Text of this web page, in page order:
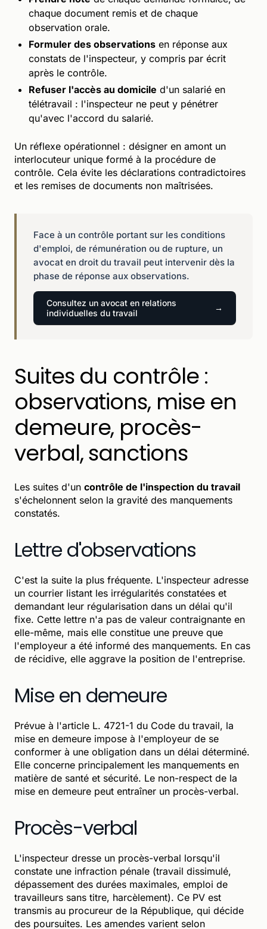
chaque document remis et de chaque
observation orale.
Formuler des observations en réponse aux
constats de l'inspecteur, y compris par écrit
après le contrôle.
Refuser l'accès au domicile d'un salarié en
télétravail : l'inspecteur ne peut y pénétrer
qu'avec l'accord du salarié.
Un réflexe opérationnel : désigner en amont un
interlocuteur unique formé à la procédure de
contrôle. Cela évite les déclarations contradictoires
et les remises de documents non maîtrisées.
Face à un contrôle portant sur les conditions
d'emploi, de rémunération ou de rupture, un
avocat en droit du travail peut intervenir dès la
phase de réponse aux observations.
Consultez un avocat en relations
individuelles du travail
Suites du contrôle :
observations, mise en
demeure, procès-
verbal, sanctions
Les suites d'un contrôle de l'inspection du travail
s'échelonnent selon la gravité des manquements
constatés.
Lettre d'observations
C'est la suite la plus fréquente. L'inspecteur adresse
un courrier listant les irrégularités constatées et
demandant leur régularisation dans un délai qu'il
fixe. Cette lettre n'a pas de valeur contraignante en
elle-même, mais elle constitue une preuve que
l'employeur a été informé des manquements. En cas
de récidive, elle aggrave la position de l'entreprise.
Mise en demeure
Prévue à l'article L. 4721-1 du Code du travail, la
mise en demeure impose à l'employeur de se
conformer à une obligation dans un délai déterminé.
Elle concerne principalement les manquements en
matière de santé et sécurité. Le non-respect de la
mise en demeure peut entraîner un procès-verbal.
Procès-verbal
L'inspecteur dresse un procès-verbal lorsqu'il
constate une infraction pénale (travail dissimulé,
dépassement des durées maximales, emploi de
travailleurs sans titre, harcèlement). Ce PV est
transmis au procureur de la République, qui décide
des poursuites. Les amendes varient selon